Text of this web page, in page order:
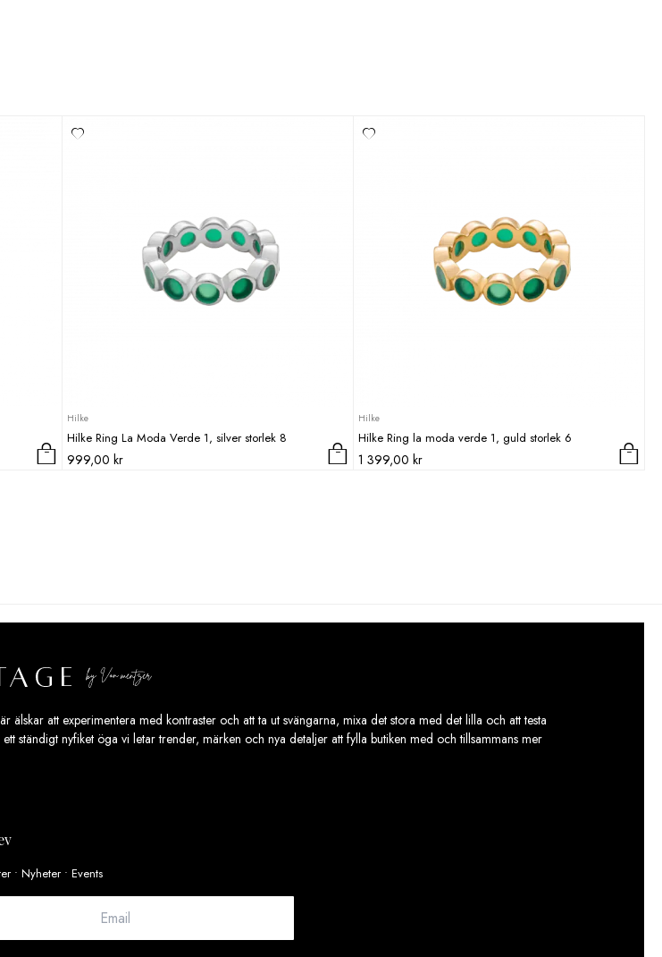
Hilke
Hilke Ring La Moda Verde 1, silver storlek 8
999,00 kr
Hilke
Hilke Ring la moda verde 1, guld storlek 6
1 399,00 kr
älskar att experimentera med kontraster och att ta ut svängarna, mixa det stora med det lilla och att testa
ständigt nyfiket öga vi letar trender, märken och nya detaljer att fylla butiken med och tillsammans mer
• Nyheter • Events